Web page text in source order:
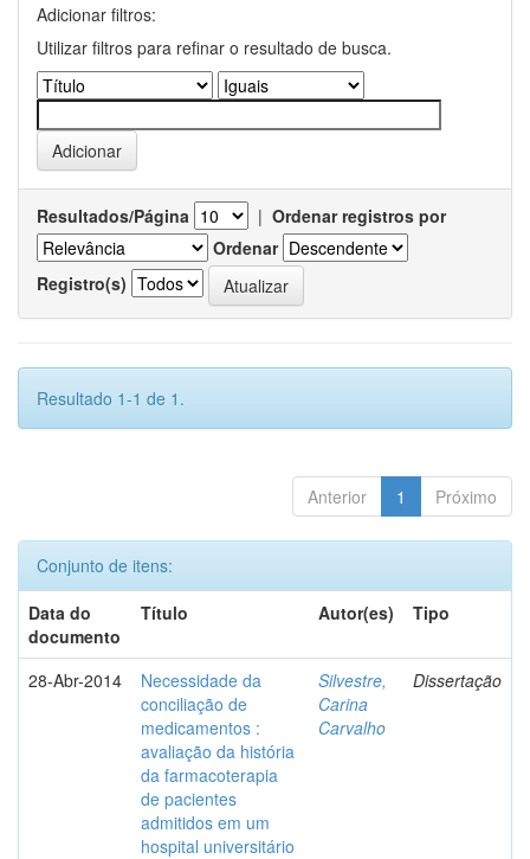
Adicionar filtros:
Utilizar filtros para refinar o resultado de busca.
Resultados/Página | Ordenar registros por
Ordenar
Registro(s)
Resultado 1-1 de 1.
Anterior 1 Próximo
Conjunto de itens:
Data do
documento
Título Autor(es) Tipo
28-Abr-2014
Necessidade da
conciliação de
medicamentos :
avaliação da história
da farmacoterapia
de pacientes
admitidos em um
hospital universitário
Silvestre,
Carina
Carvalho
Dissertação